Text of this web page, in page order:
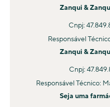
Zanqui &
Cnpj:
Responsável
Zanqui &
Cnpj:
Responsável Técnico:
Seja uma